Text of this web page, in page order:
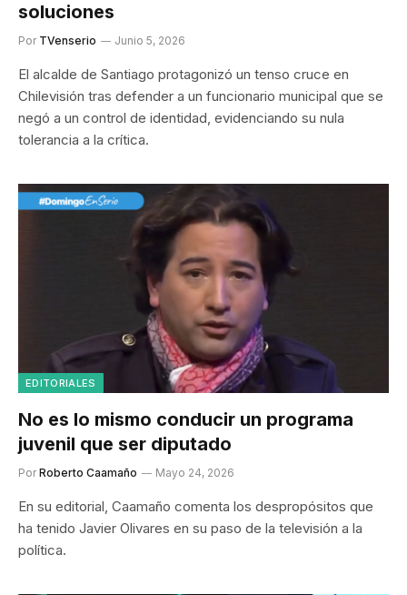
soluciones
Por TVenserio Junio 5, 2026
El alcalde de Santiago protagonizó un tenso cruce en
Chilevisión tras defender a un funcionario municipal que se
negó a un control de identidad, evidenciando su nula
tolerancia a la crítica.
EDITORIALES
No es lo mismo conducir un programa
juvenil que ser diputado
Por Roberto Caamaño Mayo 24, 2026
En su editorial, Caamaño comenta los despropósitos que
ha tenido Javier Olivares en su paso de la televisión a la
política.